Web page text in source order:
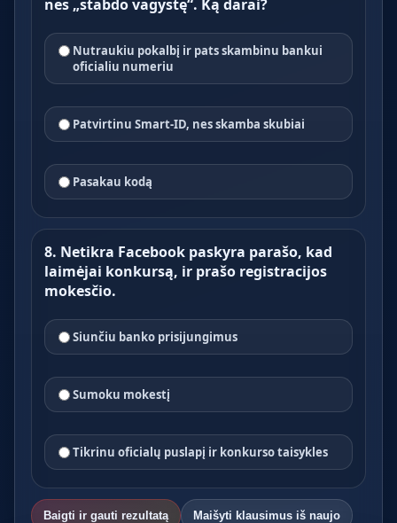
nes „stabdo vagystę“. Ką darai?
Nutraukiu pokalbį ir pats skambinu bankui
oficialiu numeriu
Patvirtinu Smart-ID, nes skamba skubiai
Pasakau kodą
8. Netikra Facebook paskyra parašo, kad
laimėjai konkursą, ir prašo registracijos
mokesčio.
Siunčiu banko prisijungimus
Sumoku mokestį
Tikrinu oficialų puslapį ir konkurso taisykles
Baigti ir gauti rezultatą Maišyti klausimus iš naujo